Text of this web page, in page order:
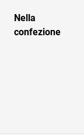
Nella
confezione